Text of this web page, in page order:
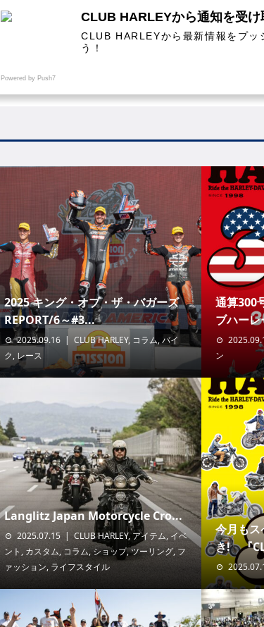
SPECIALCOLUMN
2025 キング・オブ・ザ・バガーズ
REPORT/6～#3...
2025.09.16 CLUB HARLEY, コラム,バイ
ク, レース
通算300
ブハー
ン
Langlitz Japan Motorcycle Cro...
2025.07.15 CLUB HARLEY,アイテム, イベ
ント, カスタム, コラム,ショップ,ツーリング, フ
ァッション, ライフスタイル
今月もス
き! 『
CLUB HARLEYから通知を受け
CLUB HARLEYから最新情報をプッ
う！
Powered by Push7